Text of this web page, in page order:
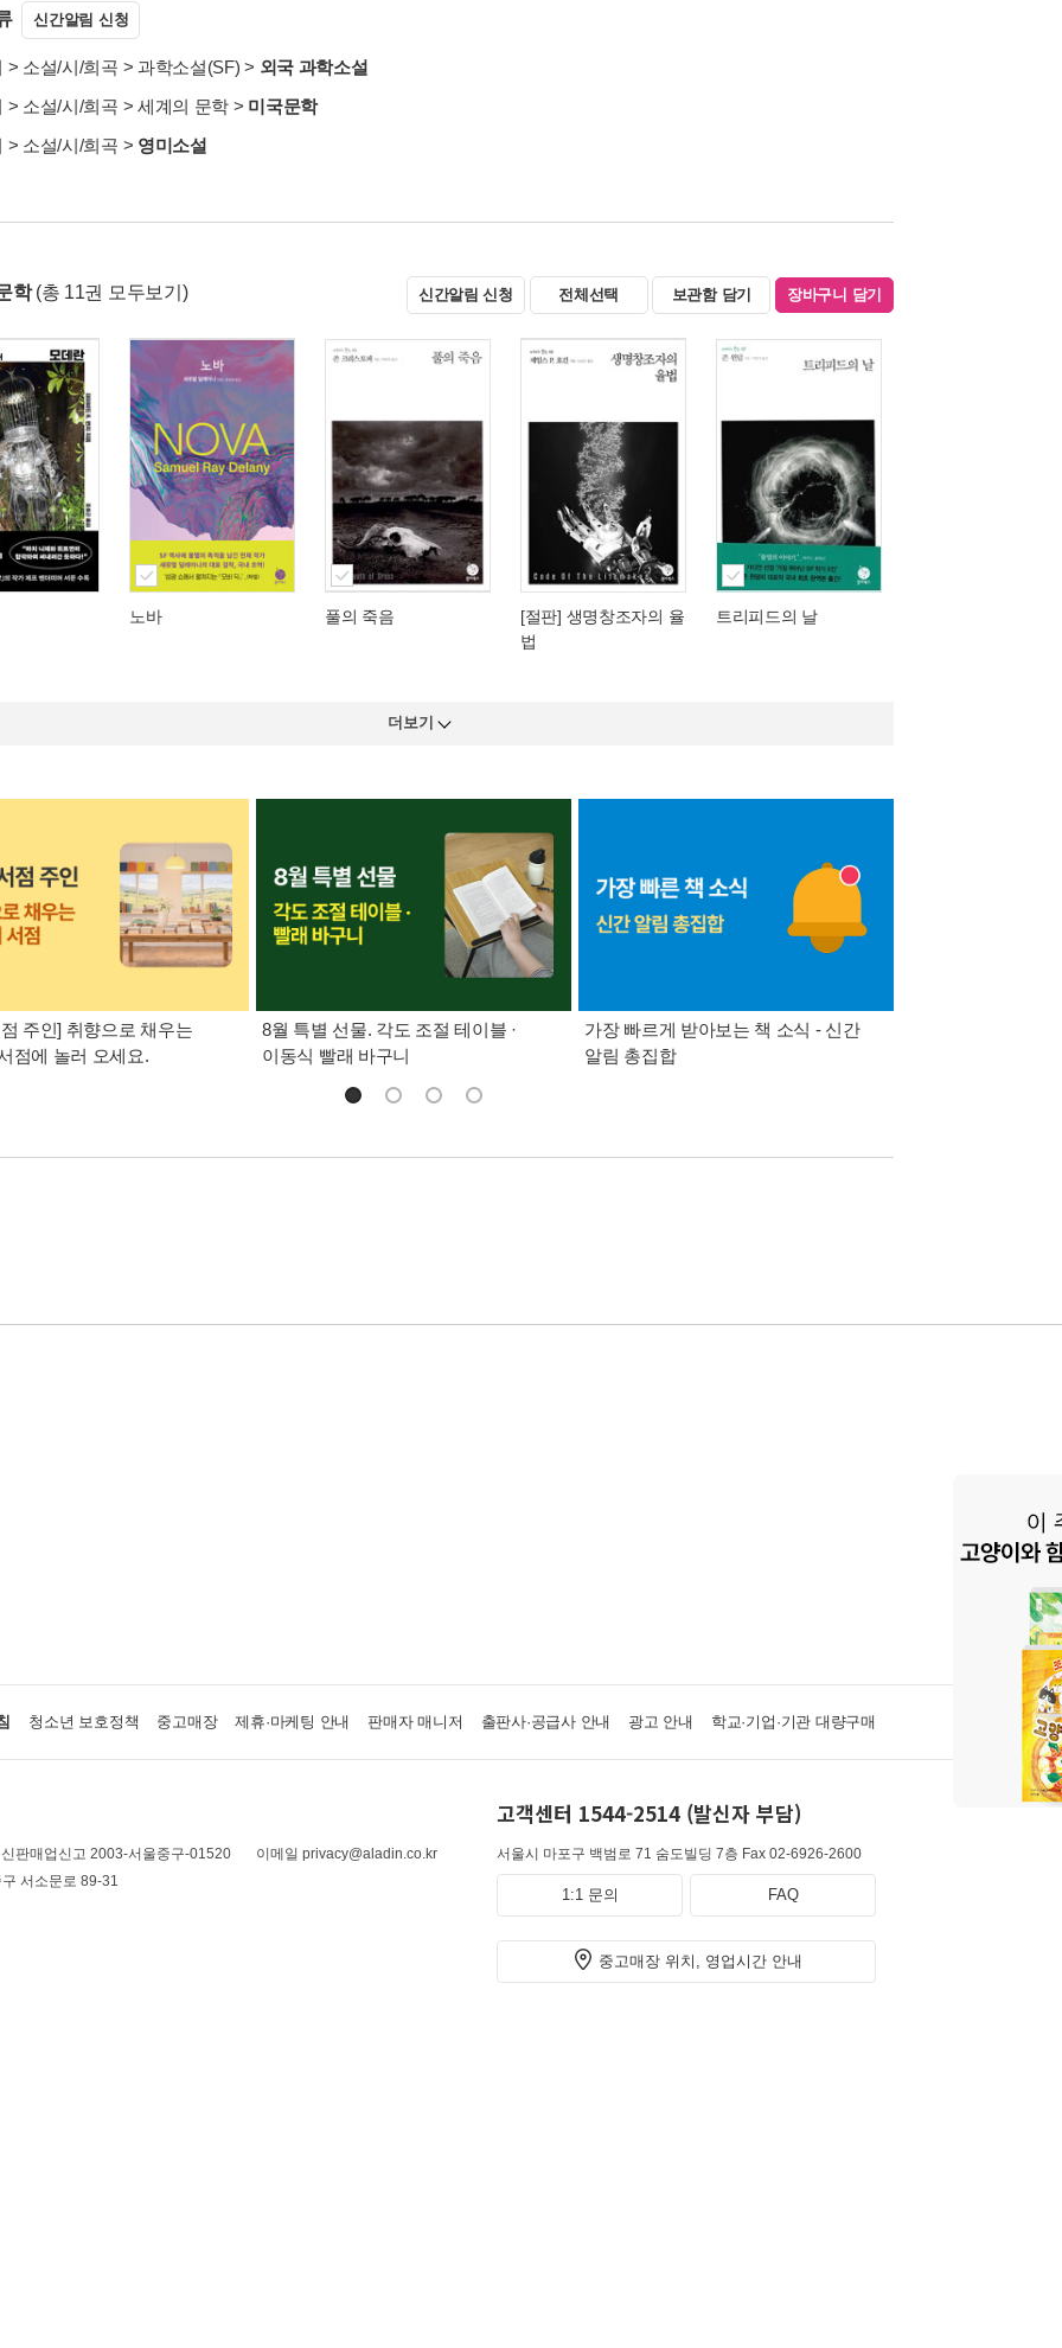
신간알림 신청
> 소설/시/희곡 > 과학소설(SF) > 외국 과학소설
> 소설/시/희곡 > 세계의 문학 > 미국문학
> 소설/시/희곡 > 영미소설
학 (총 11권 모두보기) 신간알림 신청 전체선택 보관함 담기 장바구니 담기
노바 풀의 죽음
[절판] 생명창조자의 율
법
트리피드의 날
더보기
주인] 취향으로 채우는
점에 놀러 오세요.
8월 특별 선물. 각도 조절 테이블 ·
이동식 빨래 바구니
가장 빠르게 받아보는 책 소식 - 신간
알림 총집합
청소년 보호정책 중고매장 제휴·마케팅 안내 판매자 매니저 출판사·공급사 안내 광고 안내 학교·기업·기관 대량구매
판매업신고 2003-서울중구-01520
이메일 privacy@aladin.co.kr
서소문로 89-31
고객센터 1544-2514 (발신자 부담)
서울시 마포구 백범로 71 숨도빌딩 7층 Fax 02-6926-2600
1:1 문의 FAQ
중고매장 위치, 영업시간 안내